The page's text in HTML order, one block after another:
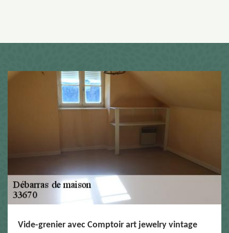
Vide-grenier avec Comptoir art jewelry vintage